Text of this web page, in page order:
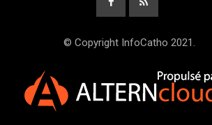
© Copyright InfoCatho 2021.